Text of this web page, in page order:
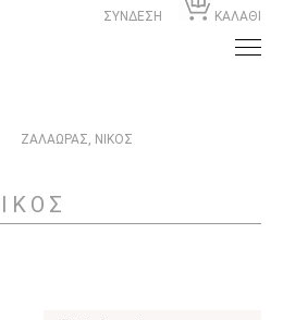
ΣΥΝΔΕΣΗ ΚΑΛΑΘΙ
ΖΑΛΑΩΡΑΣ, ΝΙΚΟΣ